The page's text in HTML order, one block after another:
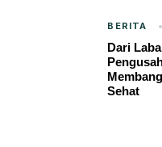
BERITA
Dari
Sehat